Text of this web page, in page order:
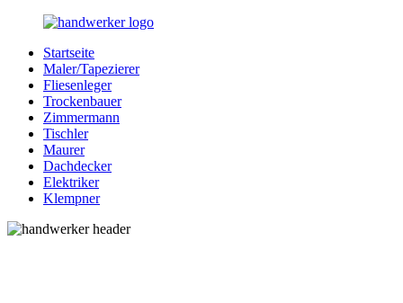
Zurück
Inhalt
Bessere-
Handwerker.de
Handwerker
Ihrer
Nähe
Startseite
Maler/Tapezierer
Fliesenleger
Trockenbauer
Zimmermann
Tischler
Maurer
Dachdecker
Elektriker
Klempner